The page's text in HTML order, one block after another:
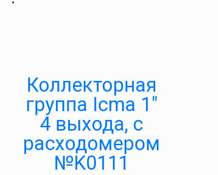
Коллекторная
группа Icma 1″
4 выхода, с
расходомером
№K0111